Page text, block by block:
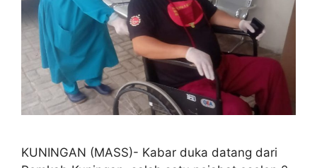
KUNINGAN (MASS)- Kabar duka datang dari